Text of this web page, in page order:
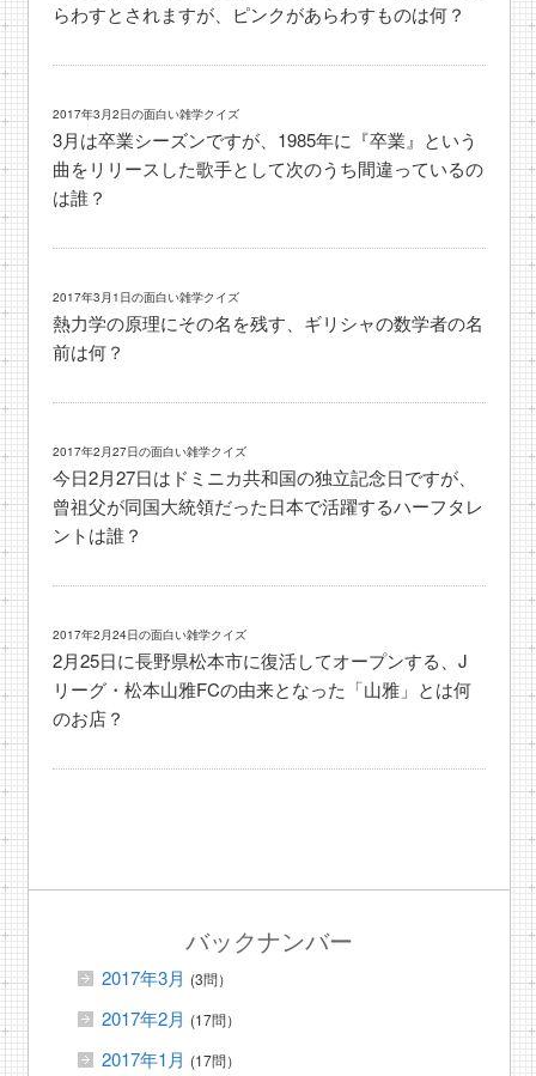
らわすとされますが、ピンクがあらわすものは何？
2017年3月2日の面白い雑学クイズ
3月は卒業シーズンですが、1985年に『卒業』という
曲をリリースした歌手として次のうち間違っているの
は誰？
2017年3月1日の面白い雑学クイズ
熱力学の原理にその名を残す、ギリシャの数学者の名
前は何？
2017年2月27日の面白い雑学クイズ
今日2月27日はドミニカ共和国の独立記念日ですが、
曾祖父が同国大統領だった日本で活躍するハーフタレ
ントは誰？
2017年2月24日の面白い雑学クイズ
2月25日に長野県松本市に復活してオープンする、J
リーグ・松本山雅FCの由来となった「山雅」とは何
のお店？
バックナンバー
2017年3月 (3問）
2017年2月 (17問）
2017年1月 (17問）